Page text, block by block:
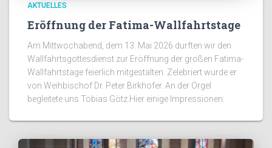
AKTUELLES
Eröffnung der Fatima-Wallfahrtstage
Am Mittwochabend, dem 13. Mai 2026 durften wir den
Wallfahrtsgottesdienst zur Eröffnung der großen Fatima-
Wallfahrtstage feierlich mitgestalten. Zelebriert wurde er
von Weihbischof Dr. Peter Birkhofer. An der Orgel
begleitete uns Tobias Götz.Hier einige Impressionen: